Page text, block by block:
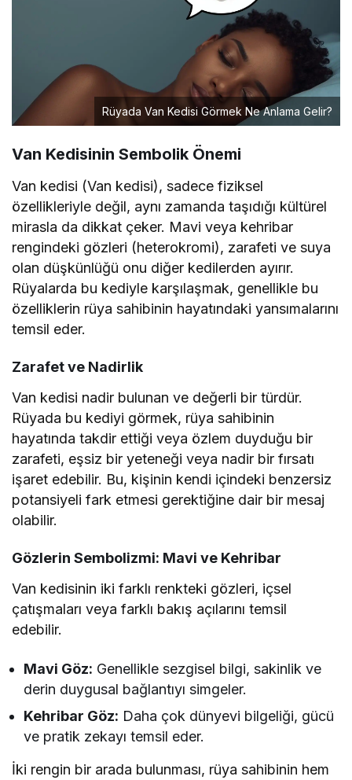
Rüyada Van Kedisi Görmek Ne Anlama Gelir?
Van Kedisinin Sembolik Önemi
Van kedisi (Van kedisi), sadece fiziksel
özellikleriyle değil, aynı zamanda taşıdığı kültürel
mirasla da dikkat çeker. Mavi veya kehribar
rengindeki gözleri (heterokromi), zarafeti ve suya
olan düşkünlüğü onu diğer kedilerden ayırır.
Rüyalarda bu kediyle karşılaşmak, genellikle bu
özelliklerin rüya sahibinin hayatındaki yansımalarını
temsil eder.
Zarafet ve Nadirlik
Van kedisi nadir bulunan ve değerli bir türdür.
Rüyada bu kediyi görmek, rüya sahibinin
hayatında takdir ettiği veya özlem duyduğu bir
zarafeti, eşsiz bir yeteneği veya nadir bir fırsatı
işaret edebilir. Bu, kişinin kendi içindeki benzersiz
potansiyeli fark etmesi gerektiğine dair bir mesaj
olabilir.
Gözlerin Sembolizmi: Mavi ve Kehribar
Van kedisinin iki farklı renkteki gözleri, içsel
çatışmaları veya farklı bakış açılarını temsil
edebilir.
Mavi Göz: Genellikle sezgisel bilgi, sakinlik ve
derin duygusal bağlantıyı simgeler.
Kehribar Göz: Daha çok dünyevi bilgeliği, gücü
ve pratik zekayı temsil eder.
İki rengin bir arada bulunması, rüya sahibinin hem